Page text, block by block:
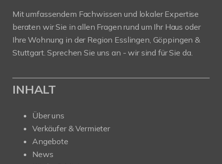
Mit umfassendem Fachwissen und lokaler Expertise
beraten wir Sie in allen Fragen rund um Ihr Haus oder
Ihre Wohnung in der Region Esslingen, Göppingen &
Stuttgart. Sprechen Sie uns an - wir sind für Sie da.
INHALT
Über uns
Verkäufer & Vermieter
Angebote
News